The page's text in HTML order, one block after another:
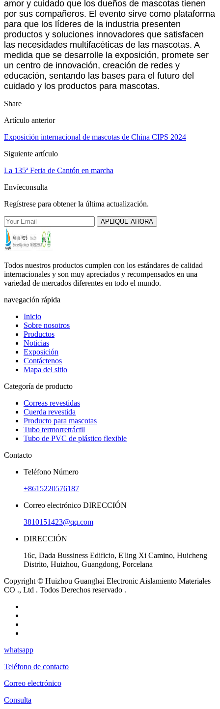
amor y cuidado que los dueños de mascotas tienen
por sus compañeros. El evento sirve como plataforma
para que los líderes de la industria presenten
productos y soluciones innovadores que satisfacen
las necesidades multifacéticas de las mascotas. A
medida que se desarrolle la exposición, promete ser
un centro de innovación, creación de redes y
educación, sentando las bases para el futuro del
cuidado y los productos para mascotas.
Share
Artículo anterior
Exposición internacional de mascotas de China CIPS 2024
Siguiente artículo
La 135ª Feria de Cantón en marcha
Envíeconsulta
Regístrese para obtener la última actualización.
APLIQUE AHORA
Todos nuestros productos cumplen con los estándares de calidad
internacionales y son muy apreciados y recompensados ​​en una
variedad de mercados diferentes en todo el mundo.
navegación rápida
Inicio
Sobre nosotros
Productos
Noticias
Exposición
Contáctenos
Mapa del sitio
Categoría de producto
Correas revestidas
Cuerda revestida
Producto para mascotas
Tubo termorretráctil
Tubo de PVC de plástico flexible
Contacto
Teléfono Número
+8615220576187
Correo electrónico DIRECCIÓN
3810151423@qq.com
DIRECCIÓN
16c, Dada Bussiness Edificio, E'ling Xi Camino, Huicheng
Distrito, Huizhou, Guangdong, Porcelana
Copyright © Huizhou Guanghai Electronic Aislamiento Materiales
CO ., Ltd . Todos Derechos reservado .
whatsapp
Teléfono de contacto
Correo electrónico
Consulta